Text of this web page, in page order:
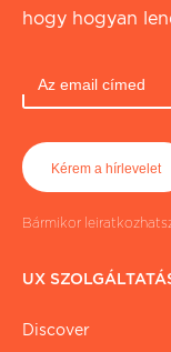
hogy hogyan
Bármikor
UX
Discover